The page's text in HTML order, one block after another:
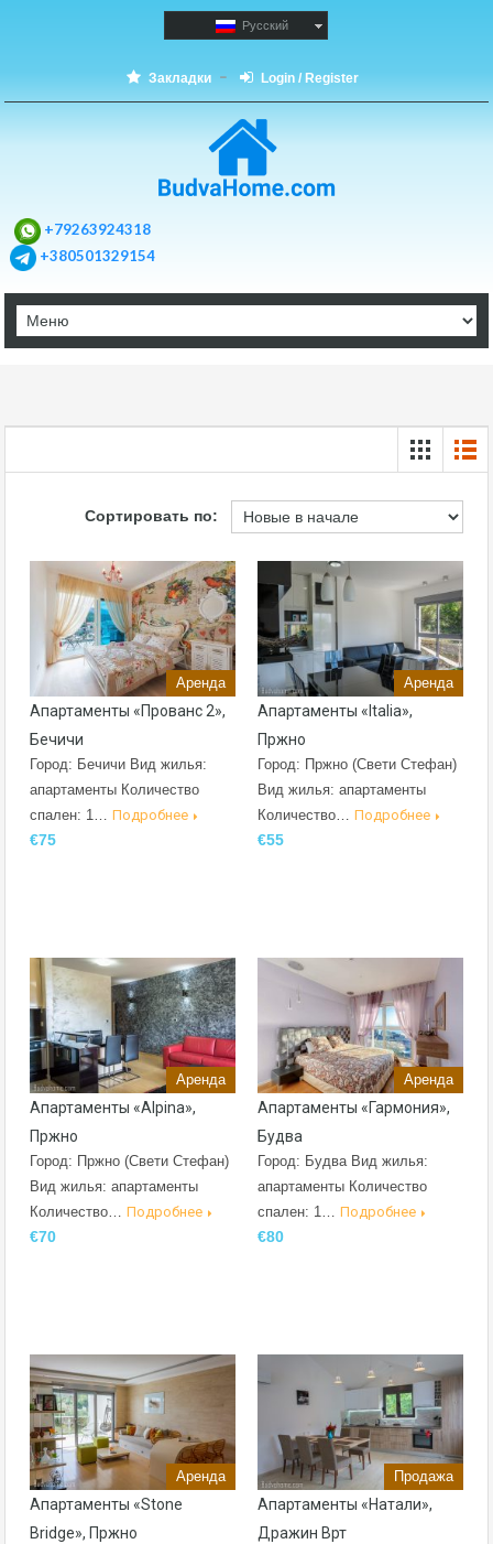
Русский
Закладки Login / Register
+79263924318
+380501329154
Сортировать по:
Аренда
Апартаменты «Прованс 2»,
Бечичи
Город: Бечичи Вид жилья:
апартаменты Количество
спален: 1… Подробнее
€75
Аренда
Апартаменты «Italia»,
Пржно
Город: Пржно (Свети Стефан)
Вид жилья: апартаменты
Количество… Подробнее
€55
Аренда
Апартаменты «Alpina»,
Пржно
Город: Пржно (Свети Стефан)
Вид жилья: апартаменты
Количество… Подробнее
€70
Аренда
Апартаменты «Гармония»,
Будва
Город: Будва Вид жилья:
апартаменты Количество
спален: 1… Подробнее
€80
Аренда
Апартаменты «Stone
Bridge», Пржно
Продажа
Апартаменты «Натали»,
Дражин Врт